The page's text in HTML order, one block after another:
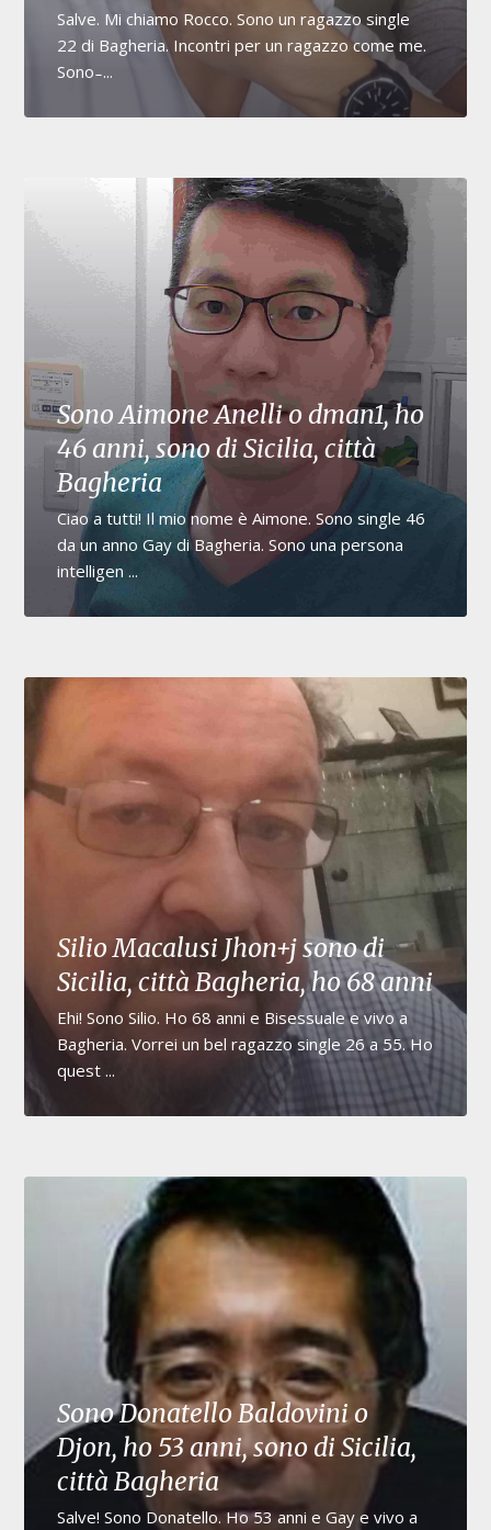
Salve. Mi chiamo Rocco. Sono un ragazzo single
22 di Bagheria. Incontri per un ragazzo come me.
Sono ̵ ...
Sono Aimone Anelli o dman1, ho
46 anni, sono di Sicilia, città
Bagheria
Ciao a tutti! Il mio nome è Aimone. Sono single 46
da un anno Gay di Bagheria. Sono una persona
intelligen ...
Silio Macalusi Jhon+j sono di
Sicilia, città Bagheria, ho 68 anni
Ehi! Sono Silio. Ho 68 anni e Bisessuale e vivo a
Bagheria. Vorrei un bel ragazzo single 26 a 55. Ho
quest ...
Sono Donatello Baldovini o
Djon, ho 53 anni, sono di Sicilia,
città Bagheria
Salve! Sono Donatello. Ho 53 anni e Gay e vivo a